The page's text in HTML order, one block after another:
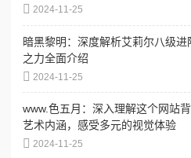
结合！
2024-11-25
暗黑黎明：深度解析艾莉尔八级进
之力全面介绍
2024-11-25
www.色五月：深入理解这个网站
艺术内涵，感受多元的视觉体验
2024-11-25